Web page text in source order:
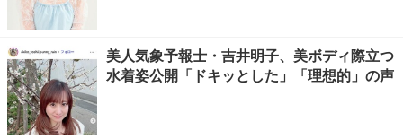
美人気象予報士・吉井明子、美ボディ際立つ
水着姿公開「ドキッとした」「理想的」の声